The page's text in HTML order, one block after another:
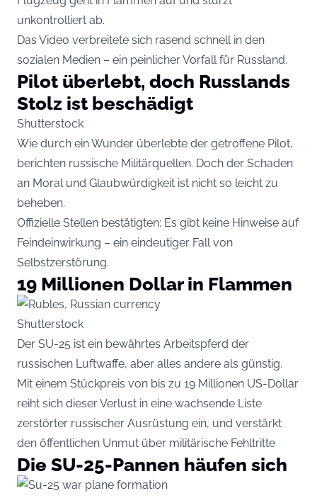
unkontrolliert ab.
Das Video verbreitete sich rasend schnell in den
sozialen Medien – ein peinlicher Vorfall für Russland.
Pilot überlebt, doch Russlands
Stolz ist beschädigt
Shutterstock
Wie durch ein Wunder überlebte der getroffene Pilot,
berichten russische Militärquellen. Doch der Schaden
an Moral und Glaubwürdigkeit ist nicht so leicht zu
beheben.
Offizielle Stellen bestätigten: Es gibt keine Hinweise auf
Feindeinwirkung – ein eindeutiger Fall von
Selbstzerstörung.
19 Millionen Dollar in Flammen
Shutterstock
Der SU-25 ist ein bewährtes Arbeitspferd der
russischen Luftwaffe, aber alles andere als günstig.
Mit einem Stückpreis von bis zu 19 Millionen US-Dollar
reiht sich dieser Verlust in eine wachsende Liste
zerstörter russischer Ausrüstung ein, und verstärkt
den öffentlichen Unmut über militärische Fehltritte
Die SU-25-Pannen häufen sich